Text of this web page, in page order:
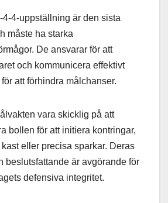
4-4-uppställning är den sista
måste ha starka
De ansvarar för att
och kommunicera effektivt
att förhindra målchanser.
vara skicklig på att
bollen för att initiera kontringar,
eller precisa sparkar. Deras
beslutsfattande är avgörande för
defensiva integritet.